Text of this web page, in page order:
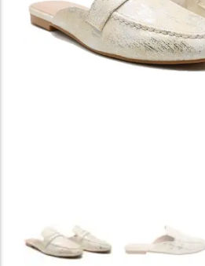
SANDALES PLATES & MEDICALES FEMME
SANDALES SOIRÉES FEMME